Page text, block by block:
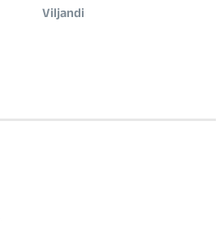
Viljandi